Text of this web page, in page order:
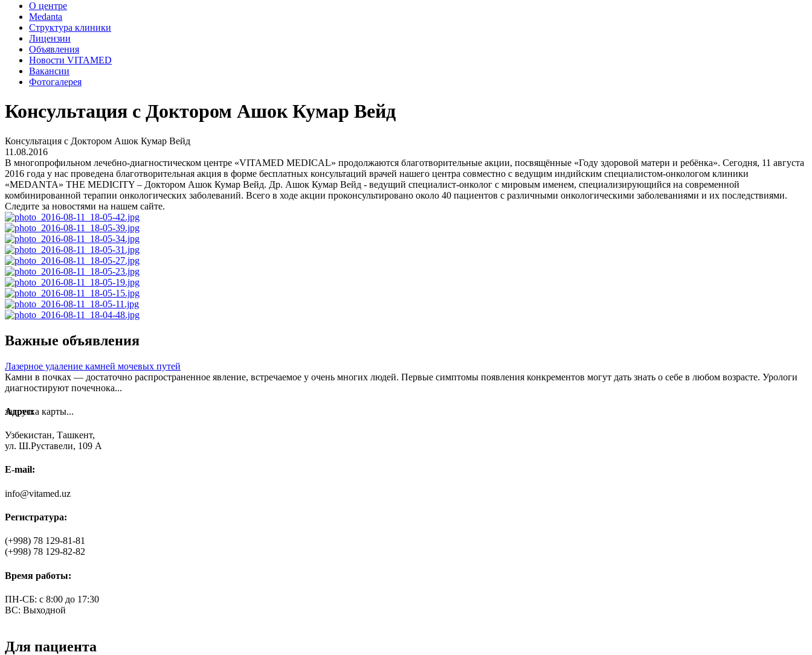
О центре
Medanta
Структура клиники
Лицензии
Объявления
Новости VITAMED
Вакансии
Фотогалерея
Консультация с Доктором Ашок Кумар Вейд
Консультация с Доктором Ашок Кумар Вейд
11.08.2016
В многопрофильном лечебно-диагностическом центре «VITAMED MEDICAL» продолжаются благотворительные акции, посвящённые «Году здоровой матери и ребёнка». Сегодня, 11 августа
2016 года у нас проведена благотворительная акция в форме бесплатных консультаций врачей нашего центра совместно с ведущим индийским специалистом-онкологом клиники
«MEDANTA» THE MEDICITY – Доктором Ашок Кумар Вейд. Др. Ашок Кумар Вейд - ведущий специалист-онколог с мировым именем, специализирующийся на современной
комбинированной терапии онкологических заболеваний. Всего в ходе акции проконсультировано около 40 пациентов с различными онкологическими заболеваниями и их последствиями.
Следите за новостями на нашем сайте.
Важные объявления
Лазерное удаление камней мочевых путей
Камни в почках — достаточно распространенное явление, встречаемое у очень многих людей. Первые симптомы появления конкрементов могут дать знать о себе в любом возрасте. Урологи
диагностируют почечнока...
загрузка карты...
Адрес:
Узбекистан, Ташкент,
ул. Ш.Руставели, 109 А
E-mail:
info@vitamed.uz
Регистратура:
(+998) 78 129-81-81
(+998) 78 129-82-82
Время работы:
ПН-СБ: с 8:00 до 17:30
ВС: Выходной
Для пациента